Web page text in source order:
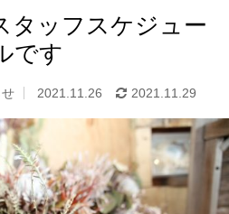
タッフスケジュー
です
2021.11.26 2021.11.29